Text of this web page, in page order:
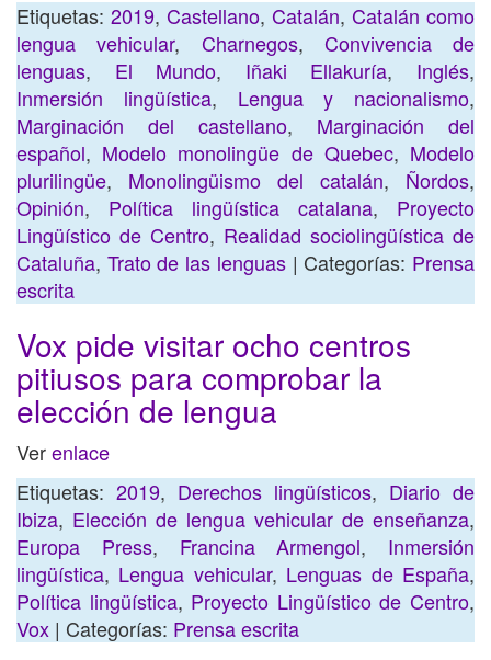
Etiquetas: 2019, Castellano, Catalán, Catalán como
lengua vehicular, Charnegos, Convivencia de
lenguas, El Mundo, Iñaki Ellakuría, Inglés,
Inmersión lingüística, Lengua y nacionalismo,
Marginación del castellano, Marginación del
español, Modelo monolingüe de Quebec, Modelo
plurilingüe, Monolingüismo del catalán, Ñordos,
Opinión, Política lingüística catalana, Proyecto
Lingüístico de Centro, Realidad sociolingüística de
Cataluña, Trato de las lenguas| Categorías: Prensa
escrita
Vox pide visitar ocho centros
pitiusos para comprobar la
elección de lengua
Verenlace
Etiquetas: 2019, Derechos lingüísticos, Diario de
Ibiza, Elección de lengua vehicular de enseñanza,
Europa Press, Francina Armengol, Inmersión
lingüística, Lengua vehicular, Lenguas de España,
Política lingüística, Proyecto Lingüístico de Centro,
Vox | Categorías: Prensa escrita